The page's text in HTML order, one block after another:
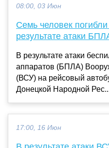
08:00, 03 Июн
Семь человек
результате атаки
В результате атаки
аппаратов (БПЛА)
(ВСУ) на рейсовый
Донецкой Народной
17:00, 16 Июн